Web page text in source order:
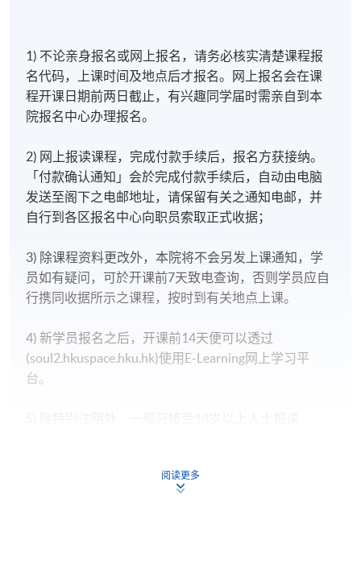
1) 不论亲身报名或网上报名，请务必核实清楚课程报
名代码，上课时间及地点后才报名。网上报名会在课
程开课日期前两日截止，有兴趣同学届时需亲自到本
院报名中心办理报名。
2) 网上报读课程，完成付款手续后，报名方获接纳。
「付款确认通知」会於完成付款手续后，自动由电脑
发送至阁下之电邮地址，请保留有关之通知电邮，并
自行到各区报名中心向职员索取正式收据；
3) 除课程资料更改外，本院将不会另发上课通知，学
员如有疑问，可於开课前7天致电查询，否则学员应自
行携同收据所示之课程，按时到有关地点上课。
4) 新学员报名之后，开课前14天便可以透过
(soul2.hkuspace.hku.hk)使用E-Learning网上学习平
台。
阅读更多